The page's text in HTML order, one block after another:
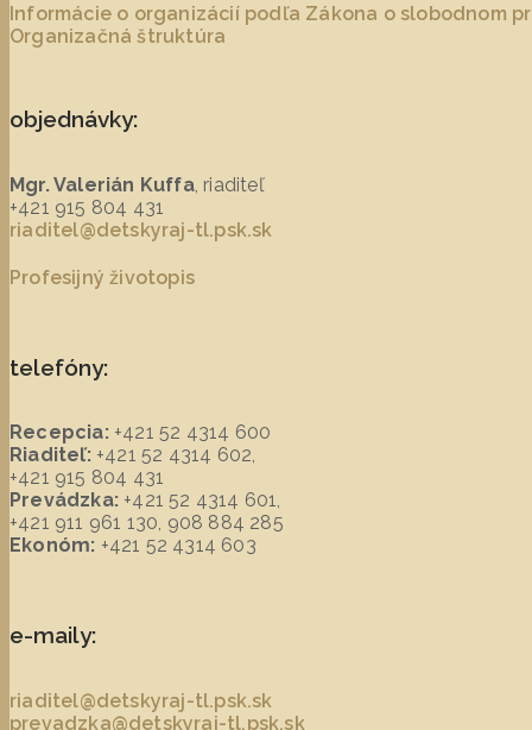
Informácie o organizácií podľa Zákona o slobodnom
Organizačná štruktúra
objednávky:
Mgr. Valerián Kuffa, riaditeľ
+421 915 804 431
riaditel@detskyraj-tl.psk.sk
Profesijný životopis
telefóny:
Recepcia:+421 52 4314 600
Riaditeľ:+421 52 4314 602,
+421 915 804 431
Prevádzka: +421 52 4314 601,
+421 911 961 130, 908 884 285
Ekonóm: +421 52 4314 603
e-maily:
riaditel@detskyraj-tl.psk.sk
prevadzka@detskyraj-tl.psk.sk